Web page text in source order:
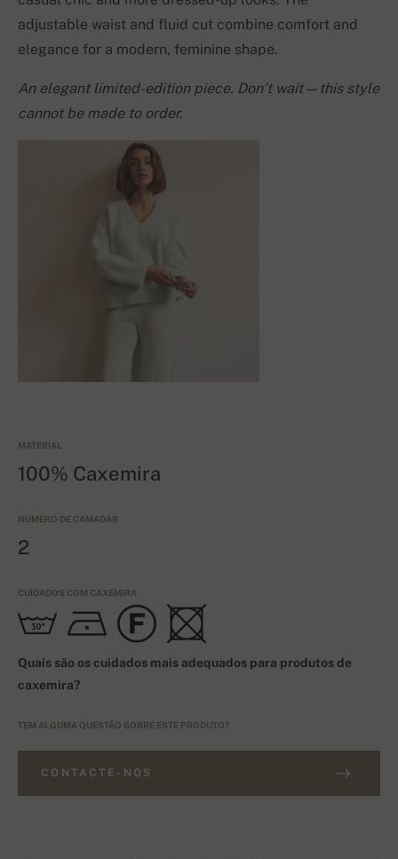
adjustable waist and fluid cut combine comfort and
elegance for a modern, feminine shape.
An elegant limited-edition piece. Don’t wait—this style
cannot be made to order.
MATERIAL
100% Caxemira
NÚMERO DE CAMADAS
2
CUIDADOS COM CAXEMIRA
Quais são os cuidados mais adequados para produtos de
caxemira?
TEM ALGUMA QUESTÃO SOBRE ESTE PRODUTO?
CONTACTE-NOS